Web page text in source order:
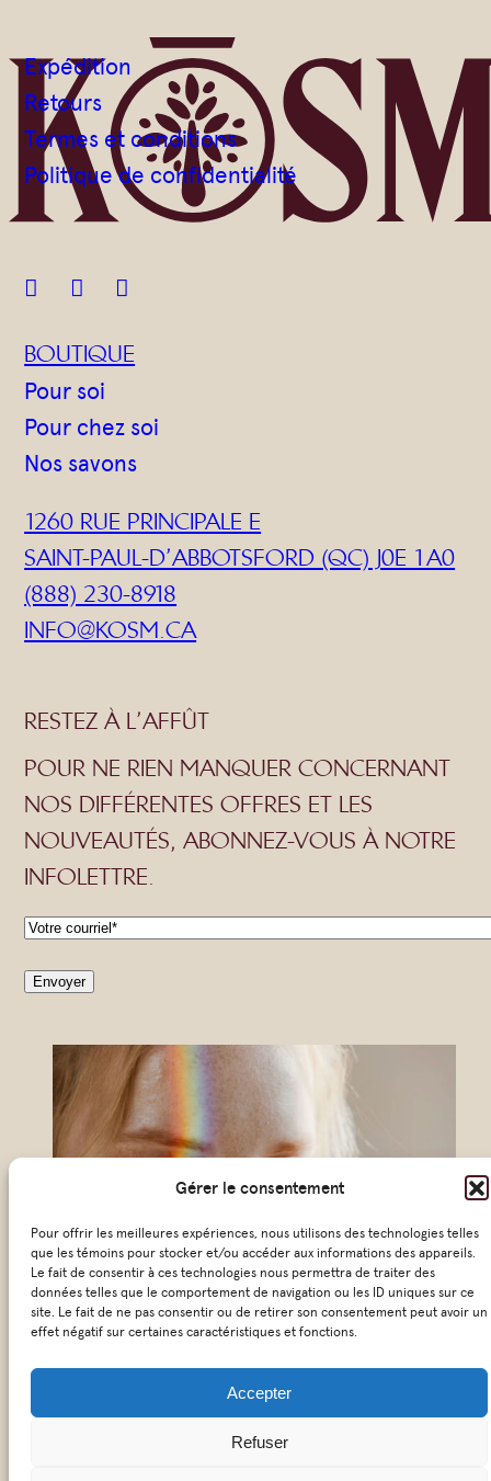
Gérer le consentement
Pour offrir les meilleures expériences, nous utilisons des technologies telles
que les témoins pour stocker et/ou accéder aux informations des appareils.
Le fait de consentir à ces technologies nous permettra de traiter des
données telles que le comportement de navigation ou les ID uniques sur ce
site. Le fait de ne pas consentir ou de retirer son consentement peut avoir un
effet négatif sur certaines caractéristiques et fonctions.
Accepter
Refuser
Expédition
Retours
Termes et conditions
Politique de confidentialité
  
BOUTIQUE
Pour soi
Pour chez soi
Nos savons
1260 RUE PRINCIPALE E
SAINT-PAUL-D’ABBOTSFORD (QC) J0E 1A0
(888) 230-8918
INFO@KOSM.CA
RESTEZ À L’AFFÛT
POUR NE RIEN MANQUER CONCERNANT
NOS DIFFÉRENTES OFFRES ET LES
NOUVEAUTÉS, ABONNEZ-VOUS À NOTRE
INFOLETTRE.
C
uEnvoyer
© 2026 KŌSM – Tous droit réservés
Politique de confidentialité